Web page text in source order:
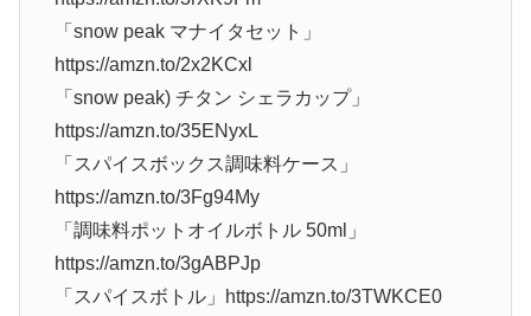
「snow peak マナイタセット」
https://amzn.to/2x2KCxl
「snow peak) チタン シェラカップ」
https://amzn.to/35ENyxL
「スパイスボックス調味料ケース」
https://amzn.to/3Fg94My
「調味料ポットオイルボトル 50ml」
https://amzn.to/3gABPJp
「スパイスボトル」https://amzn.to/3TWKCE0